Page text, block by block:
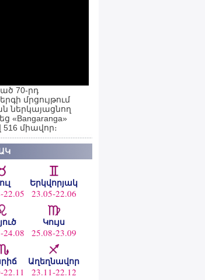
70-րդ
մրցույթում
ներկայացնող
«Bangaranga»
միավոր։
22.05
Երկվորյակ
23.05-22.06
24.08
Կույս
25.08-23.09
22.11
Աղեղնավոր
23.11-22.12